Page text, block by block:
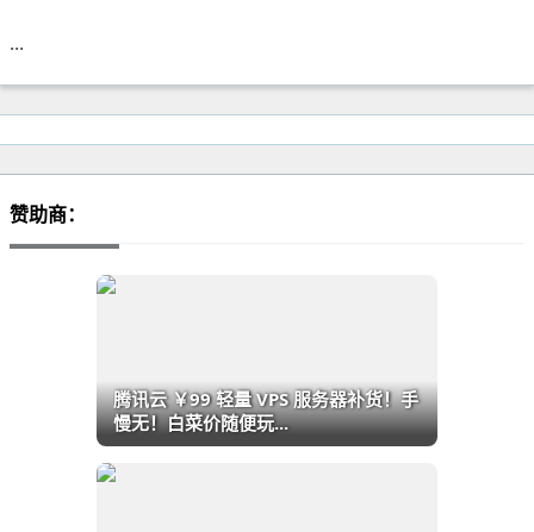
...
赞助商：
腾讯云 ￥99 轻量 VPS 服务器补货！手
慢无！白菜价随便玩...